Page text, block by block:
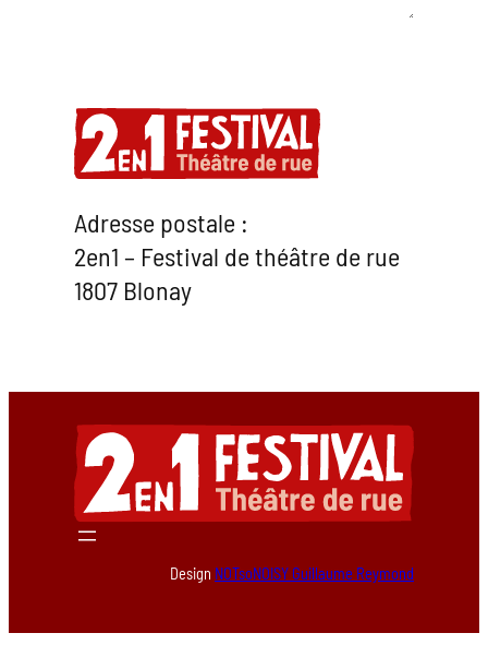
Adresse postale :
2en1 – Festival de théâtre de rue
1807 Blonay
Design NOTsoNOISY Guillaume Reymond